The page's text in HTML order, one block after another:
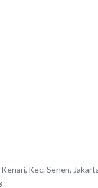
Kenari, Kec. Senen,